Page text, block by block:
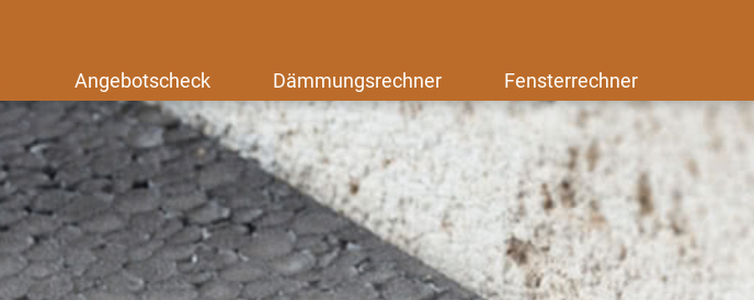
Angebotscheck Dämmungsrechner Fensterrechner